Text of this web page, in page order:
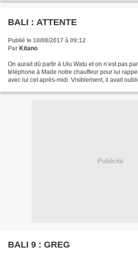
BALI : ATTENTE
Publié le 10/08/2017 à 09:12
Par Kitano
On aurait dû partir à Ulu Watu et on n’est pas
téléphone à Made notre chauffeur pour lui
avec lui cet après-midi. Visiblement, il avait
Publicité
BALI 9 : GREG